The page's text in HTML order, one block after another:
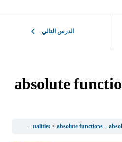
الدرس التالي
absolute
1.1Sets of Numbers and Inequalities absolute functions –